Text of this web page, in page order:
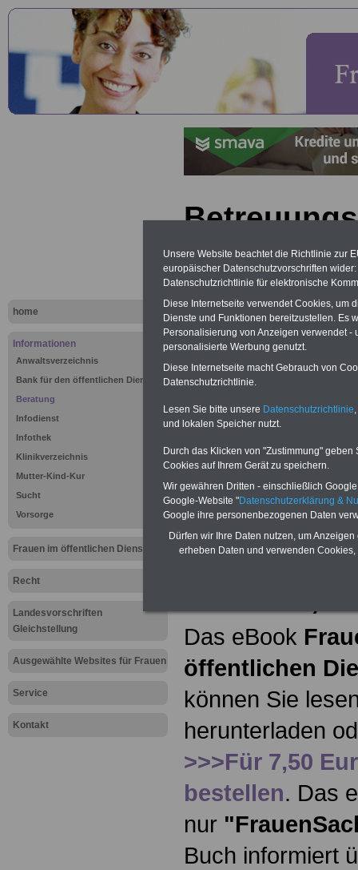
home
Informationen
Anwaltsverzeichnis
Bank für den öffentlichen Dienst
Beratung
Infodienst
Infothek
Klinikverzeichnis
Mutter-Kind-Kur
Sucht
Vorsorge
Frauen im öffentlichen Dienst
Recht
Landesvorschriften
Gleichstellung
Ausgewählte Websites für Frauen
Service
Kontakt
Lexikon für
A B
C
K
L M N O P
.
Hier bieten wir
ein
erläutern wir
eBook
Das eBook
öffentlichen
können Sie
herunterladen
>>>Für 7,50
bestellen. Das
nur
Buch informiert
Unsere Website beachtet die Richtlinie zur
europäischer Datenschutzvorschriften
Datenschutzrichtlinie für elektronische
Diese Internetseite verwendet Cookies, um
Dienste und Funktionen bereitzustellen. Es
Personalisierung von Anzeigen verwendet
personalisierte Werbung genutzt.
Diese Internetseite macht Gebrauch von
Datenschutzrichtlinie.
Lesen Sie bitte unsere Datenschutzrichtlinie
und lokalen Speicher nutzt.
Durch das Klicken von "Zustimmung"
Cookies auf Ihrem Gerät zu speichern.
Wir gewähren Dritten - einschließlich
Google-Website "Datenschutzerklärung &
Google ihre personenbezogenen Daten
Dürfen wir Ihre Daten nutzen, um
erheben Daten und verwenden